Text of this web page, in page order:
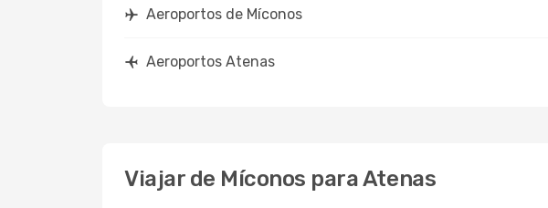
Aeroportos de Míconos
Aeroportos Atenas
Viajar de Míconos para Atenas